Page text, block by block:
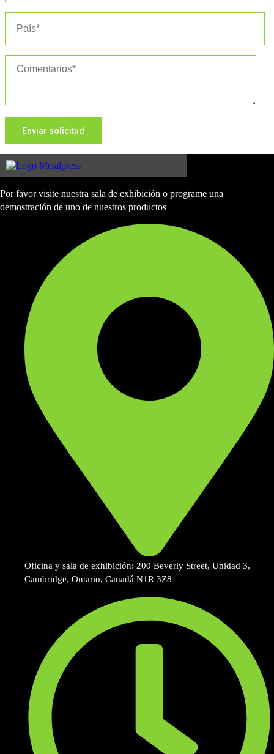
Por favor visite nuestra sala de exhibición o programe una
demostración de uno de nuestros productos
Oficina y sala de exhibición: 200 Beverly Street, Unidad 3,
Cambridge, Ontario, Canadá N1R 3Z8